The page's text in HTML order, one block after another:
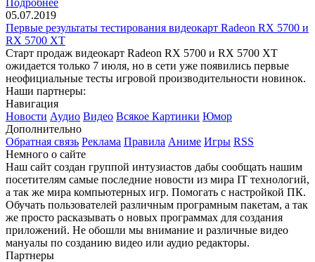
05.07.2019
Первые результаты тестирования видеокарт Radeon RX 5700 и
RX 5700 XT
Старт продаж видеокарт Radeon RX 5700 и RX 5700 XT
ожидается только 7 июля, но в сети уже появились первые
неофициальные тесты игровой производительности новинок.
Наши партнеры:
Навигация
Новости Аудио Видео Всякое Картинки Юмор
Дополнительно
Обратная связь Реклама Правила Аниме Игры RSS
Немного о сайте
Наш сайт создан группой интузиастов дабы сообщать нашим
посетителям самые последние новости из мира IT технологий,
а так же мира компьютерных игр. Помогать с настройкой ПК.
Обучать пользователей различным програмным пакетам, а так
же просто расказывать о новых программах для создания
приложений. Не обошли мы внимание и различные видео
мануалы по созданию видео или аудио редакторы.
Партнеры